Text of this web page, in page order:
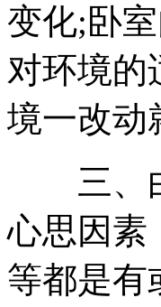
变化;卧
对环境的
境一改动
三、由
心思因素
等都是有